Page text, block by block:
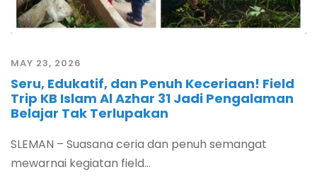
MAY 23, 2026
Seru, Edukatif, dan Penuh Keceriaan! Field
Trip KB Islam Al Azhar 31 Jadi Pengalaman
Belajar Tak Terlupakan
SLEMAN – Suasana ceria dan penuh semangat
mewarnai kegiatan field...